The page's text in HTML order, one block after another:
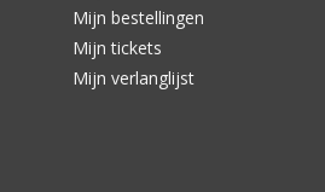
Mijn bestellingen
Mijn tickets
Mijn verlanglijst